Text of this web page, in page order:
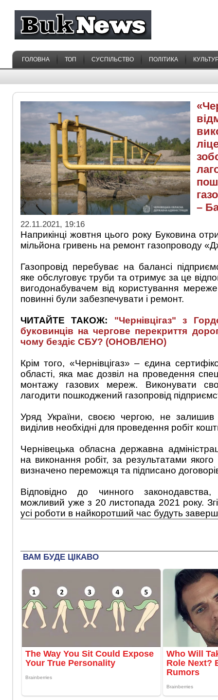
ГОЛОВНА ТОП СУСПІЛЬСТВО ПОЛІТИКА
–
22.11.2021, 19:16
Наприкінці жовтня цього року Буковина
мільйона гривень на ремонт газопроводу
Газопровід перебуває на балансі
яке обслуговує труби та отримує за це
вигодонабувачем від користування
повинні були забезпечувати і ремонт.
ЧИТАЙТЕ ТАКОЖ: "Чернівцігаз" з
буковинців на чергове перекриття
чому бездіє СБУ? (ОНОВЛЕНО)
Крім того, «Чернівцігаз» – єдина
області, яка має дозвіл на проведення
монтажу газових мереж. Виконувати
лагодити пошкоджений газопровід
Уряд України, своєю чергою, не
виділив необхідні для проведення робіт
Чернівецька обласна державна
на виконання робіт, за результатами
визначено переможця та підписано
Відповідно до чинного
можливий уже з 20 листопада 2021 року.
усі роботи в найкоротший час будуть